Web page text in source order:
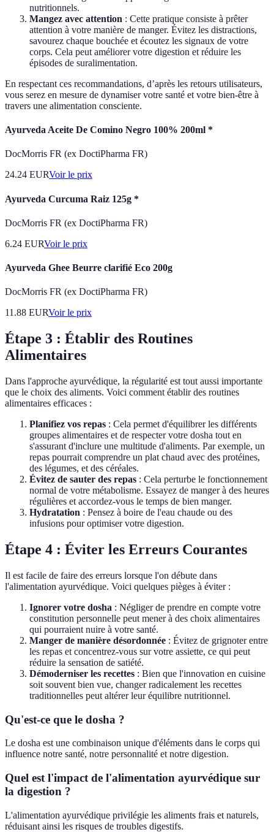
nutritionnels.
Mangez avec attention : Cette pratique consiste à prêter
attention à votre manière de manger. Évitez les distractions,
savourez chaque bouchée et écoutez les signaux de votre
corps. Cela peut améliorer votre digestion et réduire les
épisodes de suralimentation.
En respectant ces recommandations, d’après les retours utilisateurs,
vous serez en mesure de dynamiser votre santé et votre bien-être à
travers une alimentation consciente.
Ayurveda Aceite De Comino Negro 100% 200ml *
DocMorris FR (ex DoctiPharma FR)
24.24 EURVoir le prix
Ayurveda Curcuma Raiz 125g *
DocMorris FR (ex DoctiPharma FR)
6.24 EURVoir le prix
Ayurveda Ghee Beurre clarifié Eco 200g
DocMorris FR (ex DoctiPharma FR)
11.88 EURVoir le prix
Étape 3 : Établir des Routines
Alimentaires
Dans l'approche ayurvédique, la régularité est tout aussi importante
que le choix des aliments. Voici comment établir des routines
alimentaires efficaces :
Planifiez vos repas : Cela permet d'équilibrer les différents
groupes alimentaires et de respecter votre dosha tout en
s'assurant d'inclure une multitude d'aliments. Par exemple, un
repas pourrait comprendre un plat chaud avec des protéines,
des légumes, et des céréales.
Évitez de sauter des repas : Cela perturbe le fonctionnement
normal de votre métabolisme. Essayez de manger à des heures
régulières et accordez-vous le temps de bien manger.
Hydratation : Pensez à boire de l'eau chaude ou des
infusions pour optimiser votre digestion.
Étape 4 : Éviter les Erreurs Courantes
Il est facile de faire des erreurs lorsque l'on débute dans
l'alimentation ayurvédique. Voici quelques pièges à éviter :
Ignorer votre dosha : Négliger de prendre en compte votre
constitution personnelle peut mener à des choix alimentaires
qui pourraient nuire à votre santé.
Manger de manière désordonnée : Évitez de grignoter entre
les repas et concentrez-vous sur votre assiette, ce qui peut
réduire la sensation de satiété.
Démoderniser les recettes : Bien que l'innovation en cuisine
soit souvent bien vue, changer radicalement les recettes
traditionnelles peut altérer leur équilibre nutritionnel.
Qu'est-ce que le dosha ?
Le dosha est une combinaison unique d'éléments dans le corps qui
influence notre santé, notre personnalité et notre digestion.
Quel est l'impact de l'alimentation ayurvédique sur
la digestion ?
L'alimentation ayurvédique privilégie les aliments frais et naturels,
réduisant ainsi les risques de troubles digestifs.